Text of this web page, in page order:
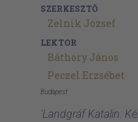
SZERKESZTŐ
Zelnik József
LEKTOR
Báthory János
Peczel Erzsébet
Budapest
'Landgráf Katalin: